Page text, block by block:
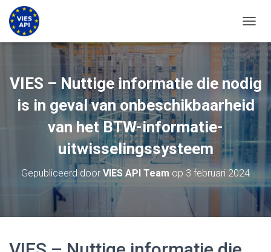
VIES – Nuttige informatie die nodig
is in geval van onbeschikbaarheid
van het BTW-informatie-
uitwisselingssysteem
Gepubliceerd door VIES API Team op 3 februari 2024